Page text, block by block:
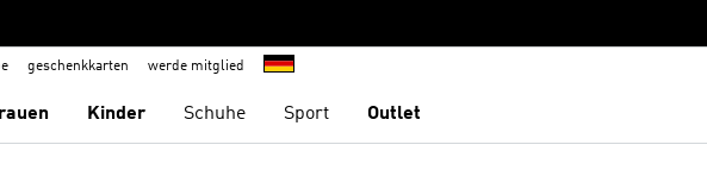
geschenkkarten werde mitglied
Kinder Schuhe Sport Outlet